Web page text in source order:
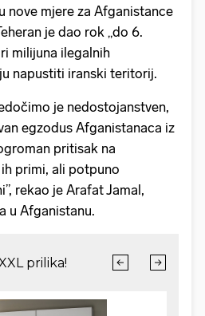
nove mjere za Afganistance
je dao rok „do 6.
milijuna ilegalnih
napustiti iranski teritorij.
je nedostojanstven,
egzodus Afganistanaca iz
pritisak na
primi, ali potpuno
rekao je Arafat Jamal,
u Afganistanu.